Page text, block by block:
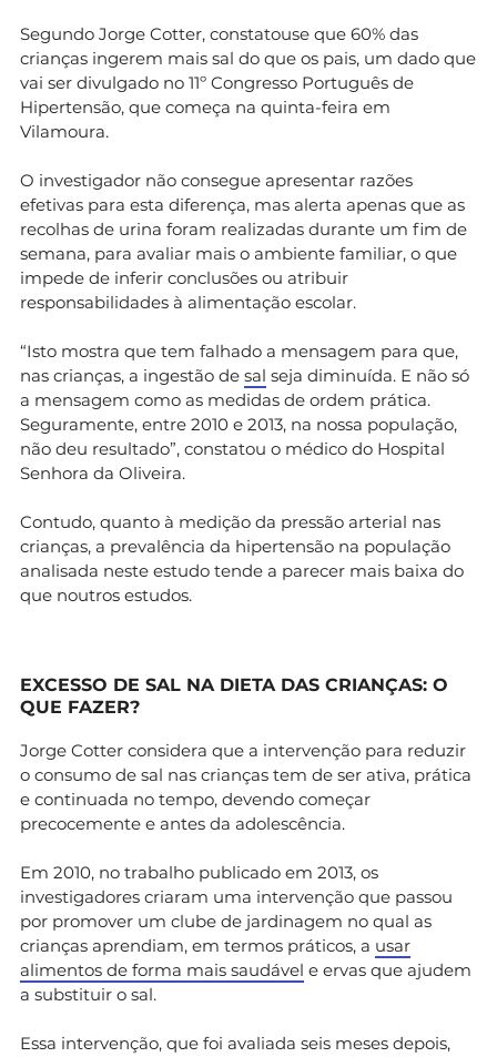
Segundo Jorge Cotter, constatou­se que 60% das
crianças ingerem mais sal do que os pais, um dado que
vai ser divulgado no 11º Congresso Português de
Hipertensão, que começa na quinta-­feira em
Vilamoura.
O investigador não consegue apresentar razões
efetivas para esta diferença, mas alerta apenas que as
recolhas de urina foram realizadas durante um fim de
semana, para avaliar mais o ambiente familiar, o que
impede de inferir conclusões ou atribuir
responsabilidades à alimentação escolar.
“Isto mostra que tem falhado a mensagem para que,
nas crianças, a ingestão de sal seja diminuída. E não só
a mensagem como as medidas de ordem prática.
Seguramente, entre 2010 e 2013, na nossa população,
não deu resultado”, constatou o médico do Hospital
Senhora da Oliveira.
Contudo, quanto à medição da pressão arterial nas
crianças, a prevalência da hipertensão na população
analisada neste estudo tende a parecer mais baixa do
que noutros estudos.
EXCESSO DE SAL NA DIETA DAS CRIANÇAS: O
QUE FAZER?
Jorge Cotter considera que a intervenção para reduzir
o consumo de sal nas crianças tem de ser ativa, prática
e continuada no tempo, devendo começar
precocemente e antes da adolescência.
Em 2010, no trabalho publicado em 2013, os
investigadores criaram uma intervenção que passou
por promover um clube de jardinagem no qual as
crianças aprendiam, em termos práticos, a usar
alimentos de forma mais saudável e ervas que ajudem
a substituir o sal.
Essa intervenção, que foi avaliada seis meses depois,